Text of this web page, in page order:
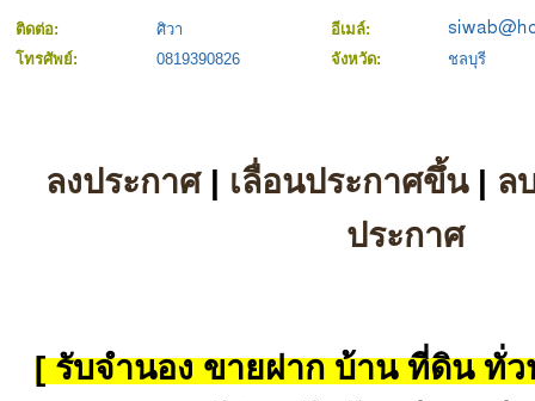
ติดต่อ: ศิวา
อีเมล์:
โทรศัพย์:
0819390826 จังหวัด: ชลบุรี
ลงประกาศ| เลื่อนประกาศขึ้น| ล
ประกาศ
[ รับจำนอง ขายฝาก บ้าน ที่ดิน ทั่ว